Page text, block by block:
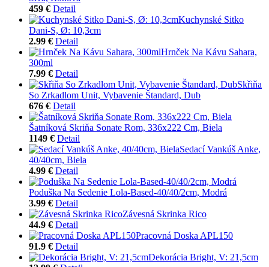
459 € Detail
Kuchynské Sitko
Dani-S, Ø: 10,3cm
2.99 € Detail
Hrnček Na Kávu Sahara,
300ml
7.99 € Detail
Skřiňa
So Zrkadlom Unit, Vybavenie Štandard, Dub
676 € Detail
Šatníková Skriňa Sonate Rom, 336x222 Cm, Biela
1149 € Detail
Sedací Vankúš Anke,
40/40cm, Biela
4.99 € Detail
Poduška Na Sedenie Lola-Based-40/40/2cm, Modrá
3.99 € Detail
Závesná Skrinka Rico
44.9 € Detail
Pracovná Doska APL150
91.9 € Detail
Dekorácia Bright, V: 21,5cm